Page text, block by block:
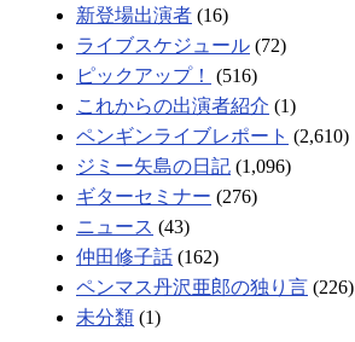
新登場出演者 (16)
ライブスケジュール (72)
ピックアップ！
(516)
これからの出演者紹介 (1)
ペンギンライブレポート (2,610)
ジミー矢島の日記 (1,096)
ギターセミナー (276)
ニュース (43)
仲田修子話 (162)
ペンマス丹沢亜郎の独り言 (226)
未分類 (1)